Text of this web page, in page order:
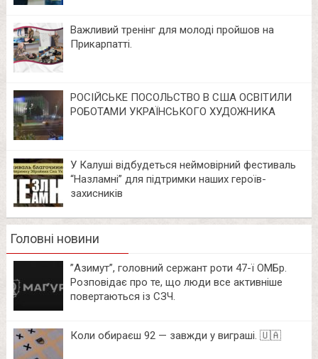
Важливий тренінг для молоді пройшов на
Прикарпатті.
РОСІЙСЬКЕ ПОСОЛЬСТВО В США ОСВІТИЛИ
РОБОТАМИ УКРАЇНСЬКОГО ХУДОЖНИКА
У Калуші відбудеться неймовірний фестиваль
“Назламні” для підтримки наших героїв-
захисників
Головні новини
⁨”Азимут”, головний сержант роти 47-ї ОМБр.
Розповідає про те, що люди все активніше
повертаються із СЗЧ.
Коли обираєш 92 — завжди у виграші. 🇺🇦